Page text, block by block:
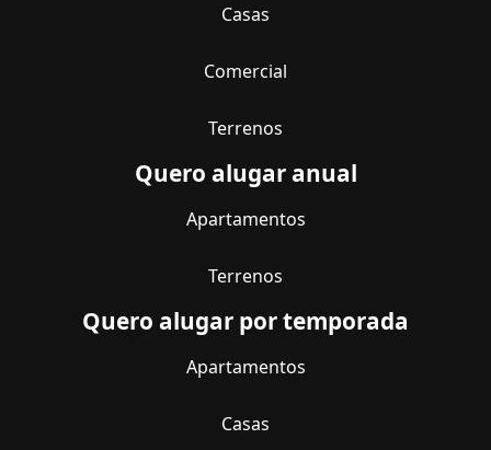
Casas
Comercial
Terrenos
Quero alugar anual
Apartamentos
Terrenos
Quero alugar por temporada
Apartamentos
Casas